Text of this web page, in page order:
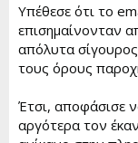
Υπέθεσε ότι το
επισημαίνονταν
απόλυτα
τους όρους
Έτσι, αποφάσισε
αργότερα τον